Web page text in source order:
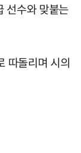
선수와 맞붙는
따돌리며 시의